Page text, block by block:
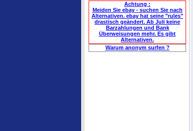
Achtung :
Meiden Sie ebay - suchen Sie nach
Alternativen. ebay hat seine "rules"
drastisch geändert. Ab Juli keine
Barzahlungen und Bank
Überweisungen mehr. Es gibt
Alternativen.
Warum anonym surfen ?